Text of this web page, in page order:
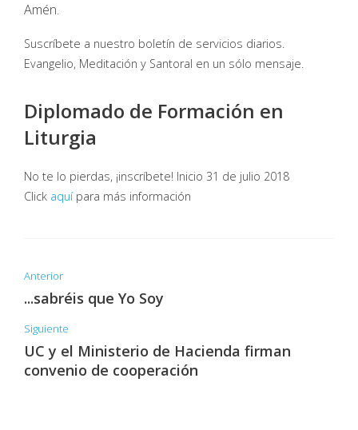
Amén.
Suscríbete a nuestro boletín de servicios diarios.
Evangelio, Meditación y Santoral en un sólo mensaje.
Diplomado de Formación en
Liturgia
No te lo pierdas, ¡inscríbete! Inicio 31 de julio 2018
Click aquípara más información
Anterior
...sabréis que Yo Soy
Siguiente
UC y el Ministerio de Hacienda firman
convenio de cooperación